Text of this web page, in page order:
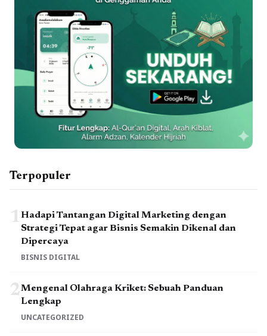
Terpopuler
1Hadapi Tantangan Digital Marketing dengan
Strategi Tepat agar Bisnis Semakin Dikenal dan
Dipercaya
BISNIS DIGITAL
2Mengenal Olahraga Kriket: Sebuah Panduan
Lengkap
UNCATEGORIZED